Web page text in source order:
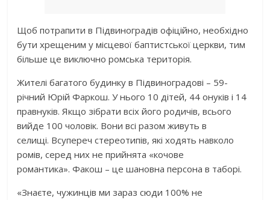
Щоб потрапити в Підвиноградів офіційно, необхідно
бути хрещеним у місцевої баптистської церкви, тим
більше це виключно ромська територія.
Жителі багатого будинку в Підвиноградові – 59-
річний Юрій Фаркош. У нього 10 дітей, 44 онуків і 14
правнуків. Якщо зібрати всіх його родичів, всього
вийде 100 чоловік. Вони всі разом живуть в
селищі. Всупереч стереотипів, які ходять навколо
ромів, серед них не прийнята «кочове
романтика». Факош – це шановна персона в таборі.
«Знаєте, чужинців ми зараз сюди 100% не